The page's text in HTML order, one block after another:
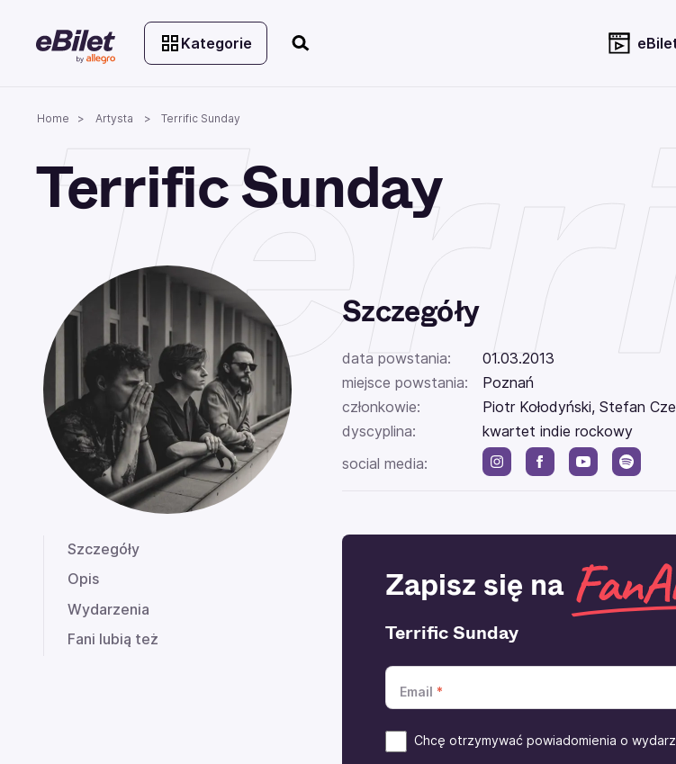
Kategorie
Home Artysta Terrific Sunday
Terrific Sunday
Szczegóły
Opis
Wydarzenia
Fani lubią też
Szczegóły
data powstania:
01.03.2013
miejsce powstania:
Poznań
członkowie:
Piotr Kołodyński, Stefan
dyscyplina:
kwartet indie rockowy
social media:
Zapisz się na
Terrific Sunday
Email
Chcę otrzymywać powiadomienia o